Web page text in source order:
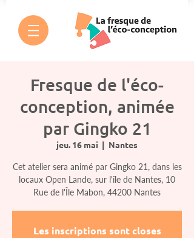
Fresque de l'éco-
conception, animée
par Gingko 21
jeu. 16 mai
  |
Nantes
Cet atelier sera animé par Gingko 21, dans les
locaux Open Lande, sur l'île de Nantes, 10
Rue de l'Île Mabon, 44200 Nantes
Les inscriptions sont closes